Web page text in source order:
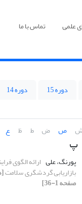
علمی تماس با ما
دوره 15 دوره 14
ص ض ط ظ ع
پ
پورنگ، علی ارائه الگوی
بازاریابی گردشگری سلامت
صفحه 1-36]